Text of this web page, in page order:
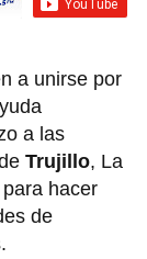
a unirse por
a las
Trujillo, La
hacer
de